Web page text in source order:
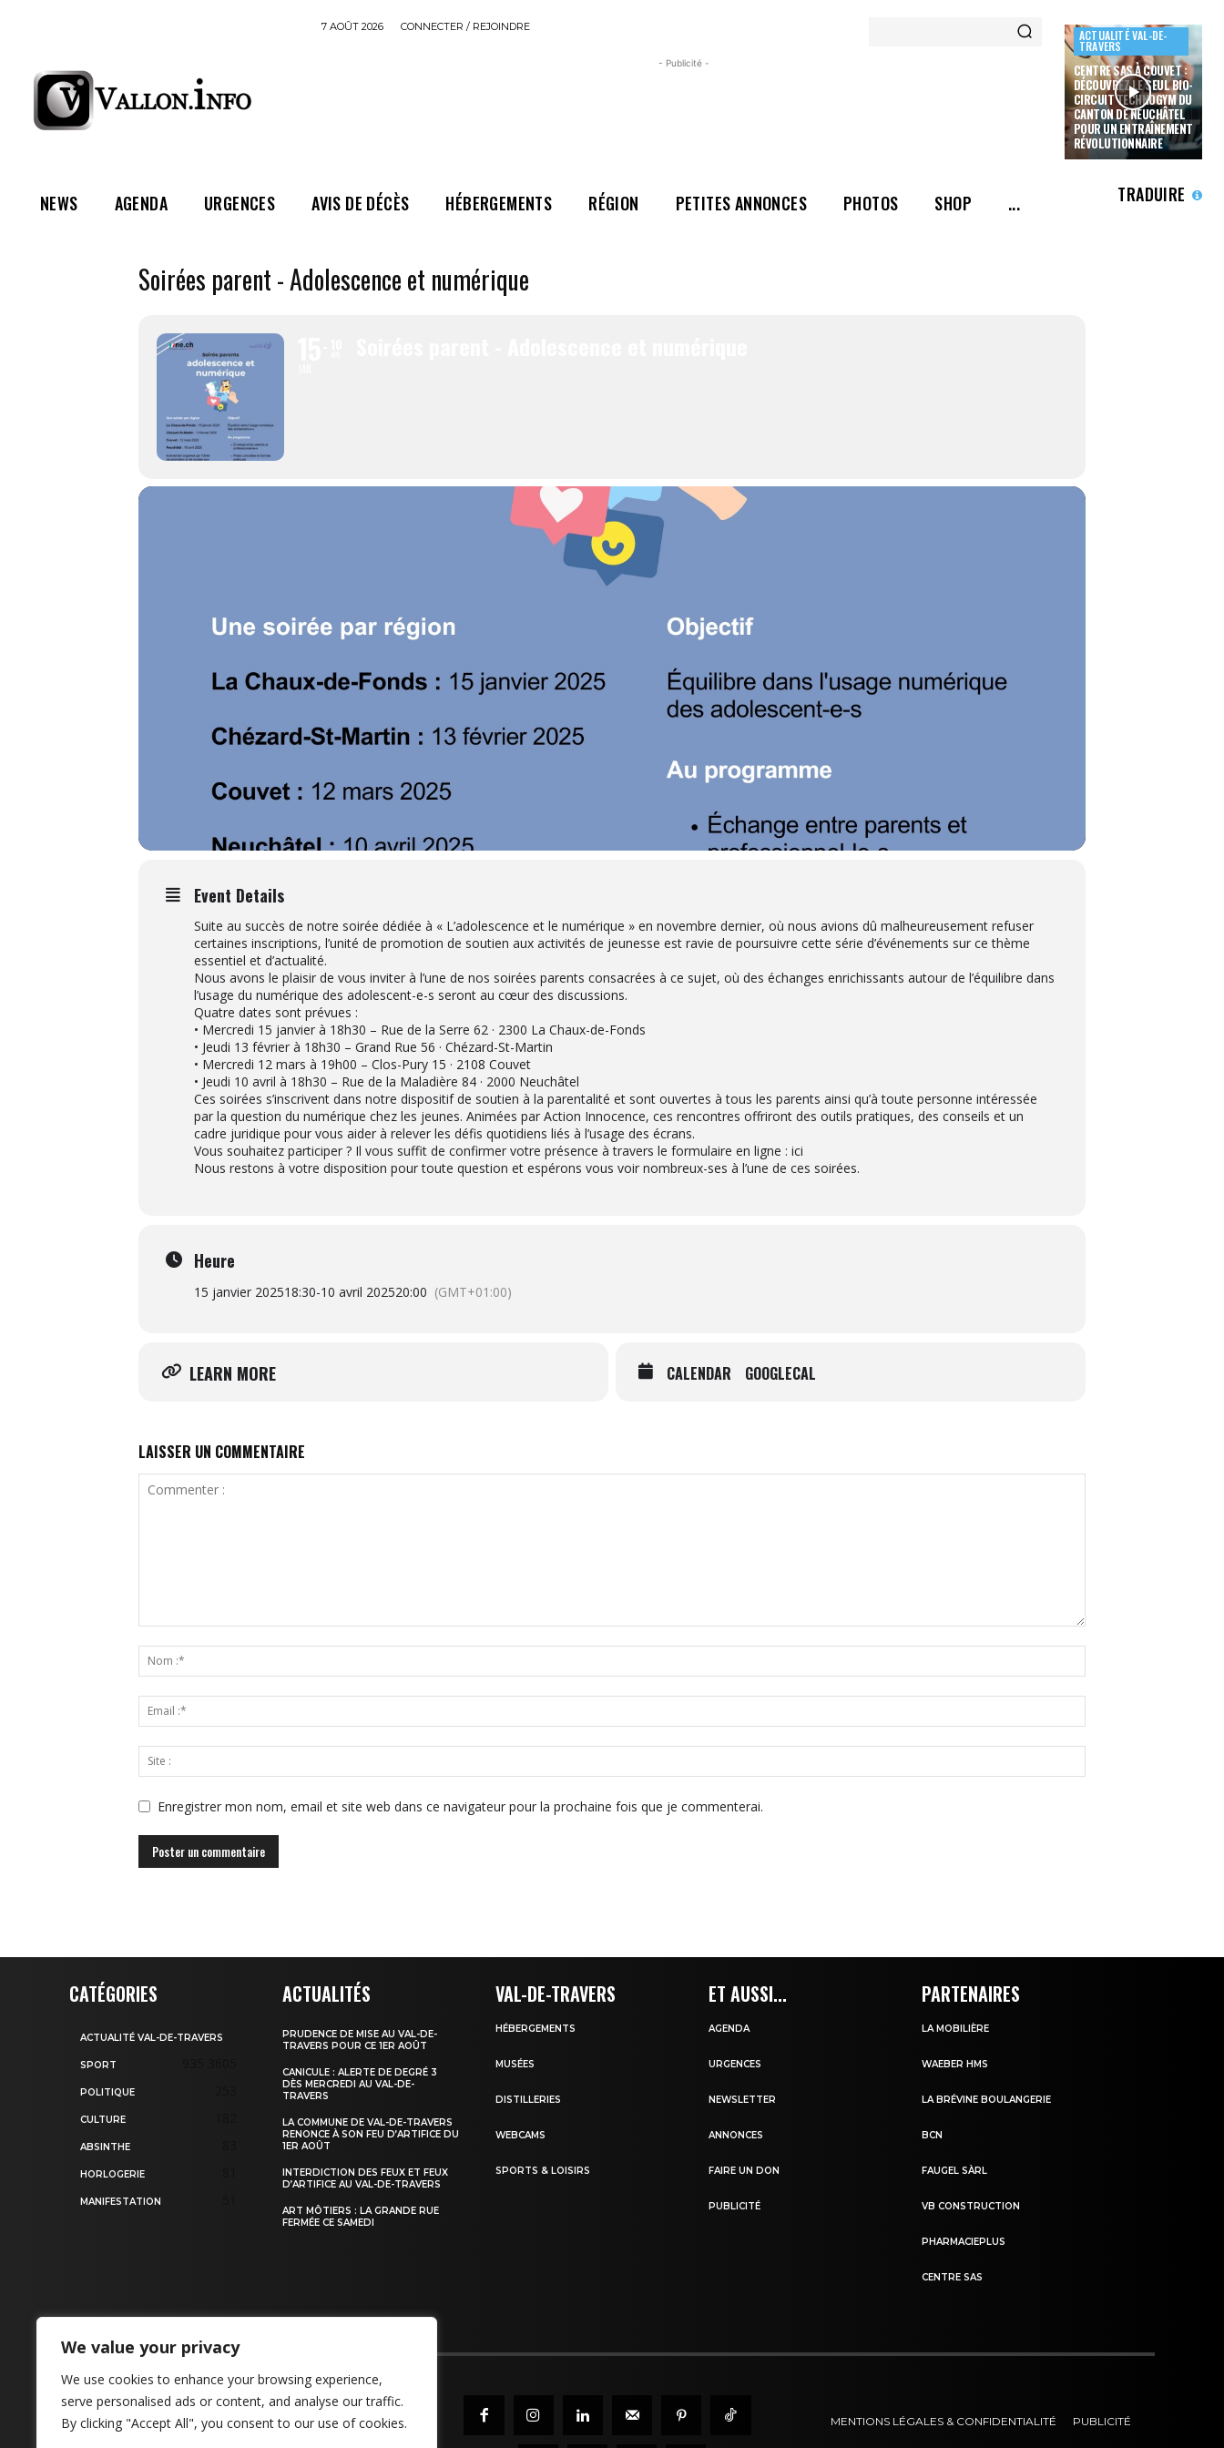
We value your privacy
We use cookies to enhance your browsing experience,
serve personalised ads or content, and analyse our traffic.
By clicking "Accept All", you consent to our use of cookies.
7 AOÛT 2026 CONNECTER / REJOINDRE
- Publicité -
ACTUALITÉ VAL-DE-
TRAVERS
CENTRE SAS À COUVET :
DÉCOUVREZ LE SEUL BIO-
CIRCUIT TECHNOGYM DU
CANTON DE NEUCHÂTEL
POUR UN ENTRAÎNEMENT
RÉVOLUTIONNAIRE
NEWS AGENDA URGENCES AVIS DE DÉCÈS HÉBERGEMENTS RÉGION PETITES ANNONCES PHOTOS SHOP ... TRADUIRE
Soirées parent - Adolescence et numérique
Event Details
Suite au succès de notre soirée dédiée à « L’adolescence et le numérique » en novembre dernier, où nous avions dû malheureusement refuser
certaines inscriptions, l’unité de promotion de soutien aux activités de jeunesse est ravie de poursuivre cette série d’événements sur ce thème
essentiel et d’actualité.
Nous avons le plaisir de vous inviter à l’une de nos soirées parents consacrées à ce sujet, où des échanges enrichissants autour de l’équilibre dans
l’usage du numérique des adolescent-e-s seront au cœur des discussions.
Quatre dates sont prévues :
• Mercredi 15 janvier à 18h30 – Rue de la Serre 62 · 2300 La Chaux-de-Fonds
• Jeudi 13 février à 18h30 – Grand Rue 56 · Chézard-St-Martin
• Mercredi 12 mars à 19h00 – Clos-Pury 15 · 2108 Couvet
• Jeudi 10 avril à 18h30 – Rue de la Maladière 84 · 2000 Neuchâtel
Ces soirées s’inscrivent dans notre dispositif de soutien à la parentalité et sont ouvertes à tous les parents ainsi qu’à toute personne intéressée
par la question du numérique chez les jeunes. Animées par Action Innocence, ces rencontres offriront des outils pratiques, des conseils et un
cadre juridique pour vous aider à relever les défis quotidiens liés à l’usage des écrans.
Vous souhaitez participer ? Il vous suffit de confirmer votre présence à travers le formulaire en ligne : ici
Nous restons à votre disposition pour toute question et espérons vous voir nombreux-ses à l’une de ces soirées.
Heure
15 janvier 202518:30-10 avril 202520:00 (GMT+01:00)
LEARN MORE CALENDAR GOOGLECAL
LAISSER UN COMMENTAIRE
Enregistrer mon nom, email et site web dans ce navigateur pour la prochaine fois que je commenterai.
CATÉGORIES
ACTUALITÉ VAL-DE-TRAVERS
SPORT
POLITIQUE
CULTURE
ABSINTHE
HORLOGERIE
MANIFESTATION
ACTUALITÉS
PRUDENCE DE MISE AU VAL-DE-
TRAVERS POUR CE 1ER AOÛT
CANICULE : ALERTE DE DEGRÉ 3
DÈS MERCREDI AU VAL-DE-
TRAVERS
LA COMMUNE DE VAL-DE-TRAVERS
RENONCE À SON FEU D’ARTIFICE DU
1ER AOÛT
INTERDICTION DES FEUX ET FEUX
D’ARTIFICE AU VAL-DE-TRAVERS
ART MÔTIERS : LA GRANDE RUE
FERMÉE CE SAMEDI
VAL-DE-TRAVERS
HÉBERGEMENTS
MUSÉES
DISTILLERIES
WEBCAMS
SPORTS & LOISIRS
ET AUSSI...
AGENDA
URGENCES
NEWSLETTER
ANNONCES
FAIRE UN DON
PUBLICITÉ
PARTENAIRES
LA MOBILIÈRE
WAEBER HMS
LA BRÉVINE BOULANGERIE
BCN
FAUGEL SÀRL
VB CONSTRUCTION
PHARMACIEPLUS
CENTRE SAS
CONTACT
MENTIONS LÉGALES & CONFIDENTIALITÉ PUBLICITÉ